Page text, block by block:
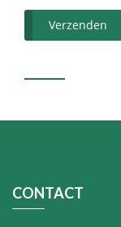
CONTACT